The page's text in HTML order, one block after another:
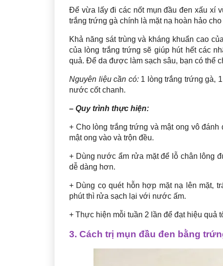
Để vừa lấy đi các nốt mụn đầu đen xấu xí
trắng trứng gà chính là mặt nạ hoàn hảo cho
Khả năng sát trùng và kháng khuẩn cao
của lòng trắng trứng sẽ giúp hút hết các
quả. Để da được làm sạch sâu, bạn có thể
Nguyên liệu cần có:1 lòng trắng trứng gà,
nước cốt chanh.
– Quy trình thực hiện:
+ Cho lòng trắng trứng và mật ong vô
mật ong vào và trộn đều.
+ Dùng nước ẩm rửa mặt để lỗ chân lông
dễ dàng hơn.
+ Dùng cọ quét hỗn hợp mặt nạ lên mặt,
phút thì rửa sạch lại với nước ấm.
+ Thực hiện mỗi tuần 2 lần để đạt hiệu quả
3. Cách trị mụn đầu đen bằng